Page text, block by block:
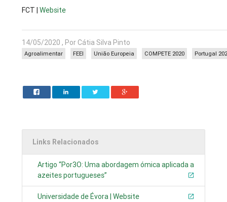
FCT |Website
14/05/2020 , Por Cátia Silva Pinto
Portugal
COMPETE 2020
União Europeia
FEEI
Agroalimentar
Links Relacionados
Artigo “Por3O: Uma abordagem ómica aplicada a
azeites portugueses”
Universidade de Évora | Website